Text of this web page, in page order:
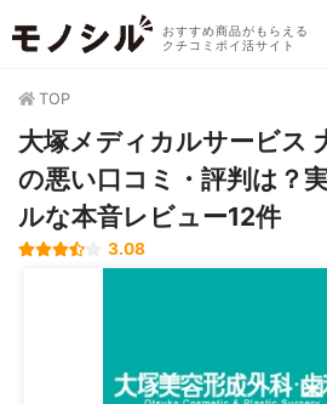
おすすめ商品がもらえる
クチコミポイ活サイト
TOP
大塚メディカルサービス
の悪い口コミ・評判は？
ルな本音レビュー12件
3.08